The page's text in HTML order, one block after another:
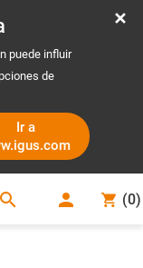
puede influir
de
Ir a
search (0)